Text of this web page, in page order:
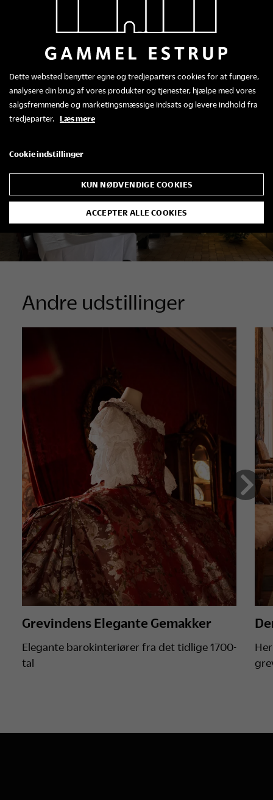
Andre udstillinger
Grevindens Elegante Gemakker
Elegante barokinteriører fra det tidlige 1700-
tal
Dette websted benytter egne og tredjeparters cookies for at fungere,
analysere din brug af vores produkter og tjenester, hjælpe med vores
salgsfremmende og marketingsmæssige indsats og levere indhold fra
tredjeparter. Læs mere
Cookie indstillinger
KUN NØDVENDIGE COOKIES
ACCEPTER ALLE COOKIES